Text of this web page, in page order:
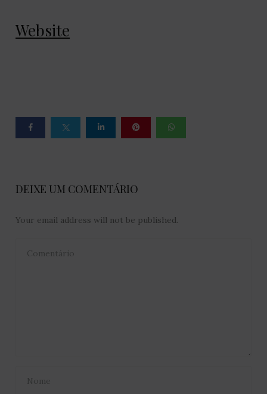
Website
DEIXE UM COMENTÁRIO
Your email address will not be published.